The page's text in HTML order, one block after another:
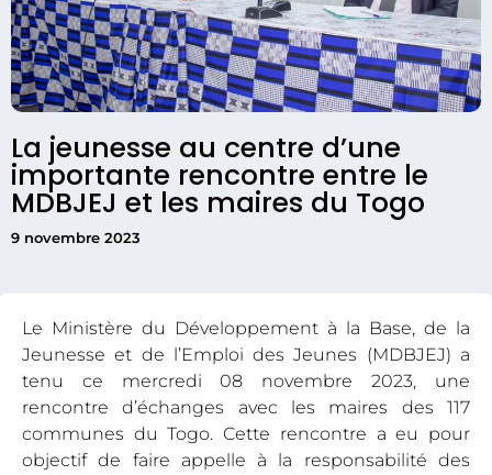
La jeunesse au centre d’une
importante rencontre entre le
MDBJEJ et les maires du Togo
9 novembre 2023
Le Ministère du Développement à la Base, de la
Jeunesse et de l’Emploi des Jeunes (MDBJEJ) a
tenu ce mercredi 08 novembre 2023, une
rencontre d’échanges avec les maires des 117
communes du Togo. Cette rencontre a eu pour
objectif de faire appelle à la responsabilité des